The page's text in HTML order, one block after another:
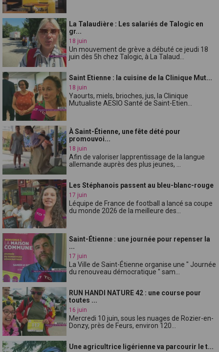
La Talaudière : Les salariés de Talogic en
gr...
18 juin
Un mouvement de grève a débuté ce jeudi 18
juin dès 5h chez Talogic, à La Talaud...
Saint Etienne : la cuisine de la Clinique Mut...
18 juin
Yaourts, miels, brioches, jus, la Clinique
Mutualiste AESIO Santé de Saint-Etien...
À Saint-Étienne, une fête dété pour
promouvoi...
18 juin
Afin de valoriser lapprentissage de la langue
allemande auprès des plus jeunes, ...
Les Stéphanois passent au bleu-blanc-rouge
17 juin
Léquipe de France de football a lancé sa coupe
du monde 2026 de la meilleure des...
Saint-Étienne : une journée pour repenser la
...
17 juin
La Ville de Saint-Étienne organise une " Journée
du renouveau démocratique " sam...
RUN HANDI NATURE 42 : une course pour
toutes ...
16 juin
Mercredi 10 juin, sous les nuages de Rozier-en-
Donzy, près de Feurs, environ 120...
Une agricultrice ligérienne va parcourir le t...